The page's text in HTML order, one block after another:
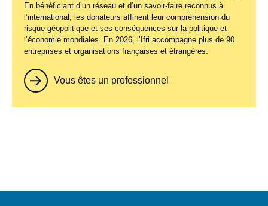
En bénéficiant d’un réseau et d’un savoir-faire reconnus à
l’international, les donateurs affinent leur compréhension du
risque géopolitique et ses conséquences sur la politique et
l’économie mondiales. En 2026, l’Ifri accompagne plus de 90
entreprises et organisations françaises et étrangères.
Vous êtes un professionnel